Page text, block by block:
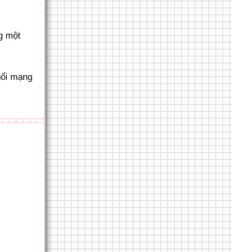
một
mạng